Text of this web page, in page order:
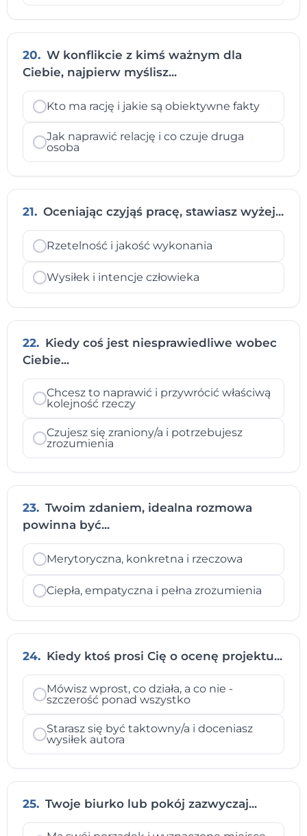
20. W konflikcie z kimś ważnym dla
Ciebie, najpierw myślisz...
Kto ma rację i jakie są obiektywne fakty
Jak naprawić relację i co czuje druga
osoba
21. Oceniając czyjąś pracę, stawiasz wyżej...
Rzetelność i jakość wykonania
Wysiłek i intencje człowieka
22. Kiedy coś jest niesprawiedliwe wobec
Ciebie...
Chcesz to naprawić i przywrócić właściwą
kolejność rzeczy
Czujesz się zraniony/a i potrzebujesz
zrozumienia
23. Twoim zdaniem, idealna rozmowa
powinna być...
Merytoryczna, konkretna i rzeczowa
Ciepła, empatyczna i pełna zrozumienia
24. Kiedy ktoś prosi Cię o ocenę projektu...
Mówisz wprost, co działa, a co nie -
szczerość ponad wszystko
Starasz się być taktowny/a i doceniasz
wysiłek autora
25. Twoje biurko lub pokój zazwyczaj...